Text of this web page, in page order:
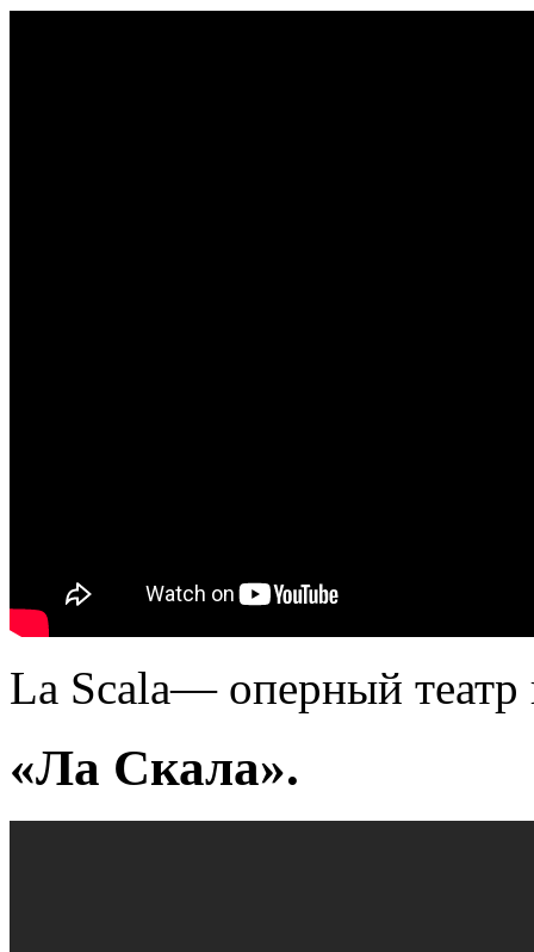
La Scala— оперный
«Ла Скала».